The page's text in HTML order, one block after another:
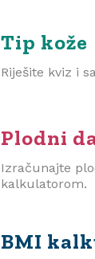
Tip kože
Riješite kviz i
Plodni
Izračunajte
kalkulatorom.
BMI